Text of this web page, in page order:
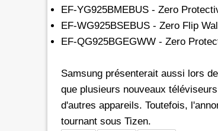
EF-YG925BMEBUS - Zero
EF-WG925BSEBUS - Zero Flip
EF-
Samsung présenterait aussi lors
que plusieurs nouveaux
d'autres appareils. Toutefois,
tournant sous Tizen.